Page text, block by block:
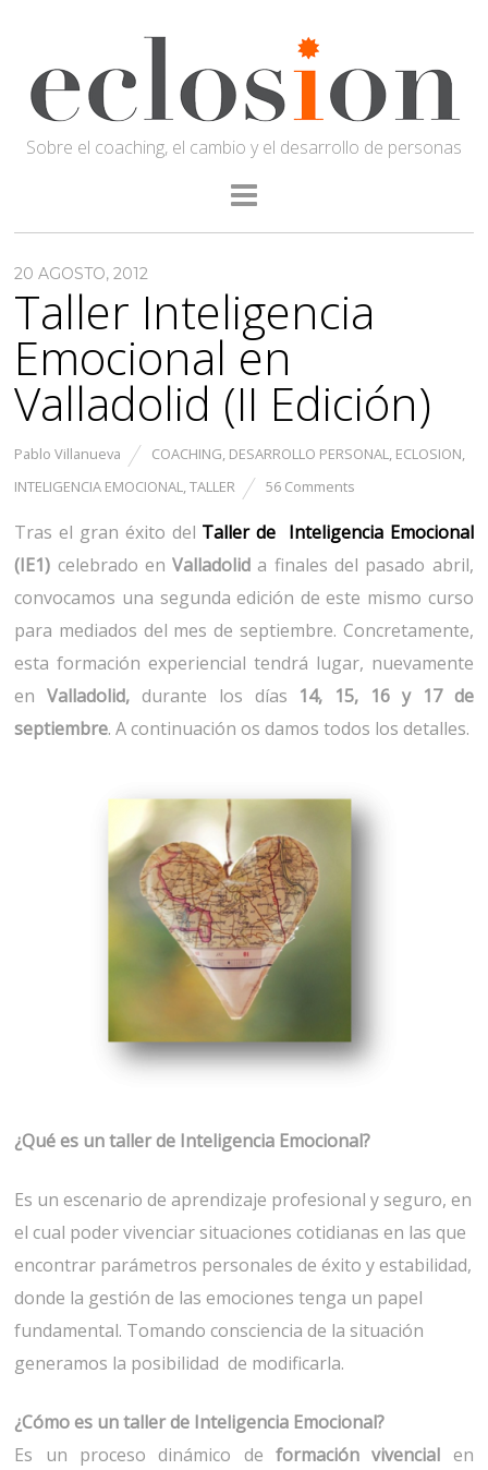
Sobre el coaching, el cambio y el desarrollo de personas
20 AGOSTO, 2012
Taller Inteligencia
Emocional en
Valladolid (II Edición)
Pablo Villanueva COACHING, DESARROLLO PERSONAL, ECLOSION,
INTELIGENCIA EMOCIONAL,TALLER 56 Comments
Tras el gran éxito del Taller de Inteligencia Emocional
(IE1) celebrado en Valladolid a finales del pasado abril,
convocamos una segunda edición de este mismo curso
para mediados del mes de septiembre. Concretamente,
esta formación experiencial tendrá lugar, nuevamente
enValladolid,durante los días 14, 15, 16 y 17 de
septiembre. A continuación os damos todos los detalles.
¿Qué es un taller de Inteligencia Emocional?
Es un escenario de aprendizaje profesional y seguro, en
el cual poder vivenciar situaciones cotidianas en las que
encontrar parámetros personales de éxito y estabilidad,
donde la gestión de las emociones tenga un papel
fundamental. Tomando consciencia de la situación
generamos la posibilidad de modificarla.
¿Cómo es un taller de Inteligencia Emocional?
Es un proceso dinámico de formación vivencial en